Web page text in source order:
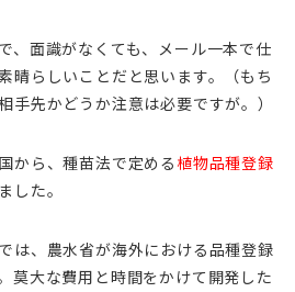
、面識がなくても、メール一本で仕
晴らしいことだと思います。（もち
手先かどうか注意は必要ですが。）
から、種苗法で定める 植物品種登録
した。
は、農水省が海外における品種登録
莫大な費用と時間をかけて開発した